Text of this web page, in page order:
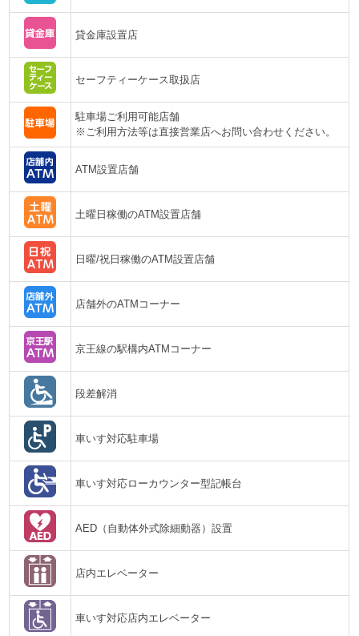
貸金庫設置店
セーフティーケース取扱店
駐車場ご利用可能店舗
※ご利用方法等は直接営業店へお問い合わせください。
ATM設置店舗
土曜日稼働のATM設置店舗
日曜/祝日稼働のATM設置店舗
店舗外のATMコーナー
京王線の駅構内ATMコーナー
段差解消
車いす対応駐車場
車いす対応ローカウンター型記帳台
AED（自動体外式除細動器）設置
店内エレベーター
車いす対応店内エレベーター